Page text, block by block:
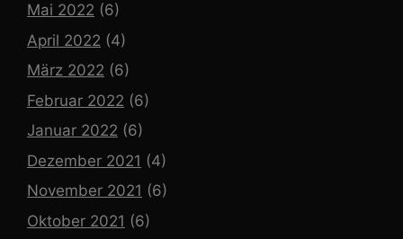
Mai 2022 (6)
April 2022 (4)
März 2022 (6)
Februar 2022 (6)
Januar 2022 (6)
Dezember 2021 (4)
November 2021 (6)
Oktober 2021 (6)